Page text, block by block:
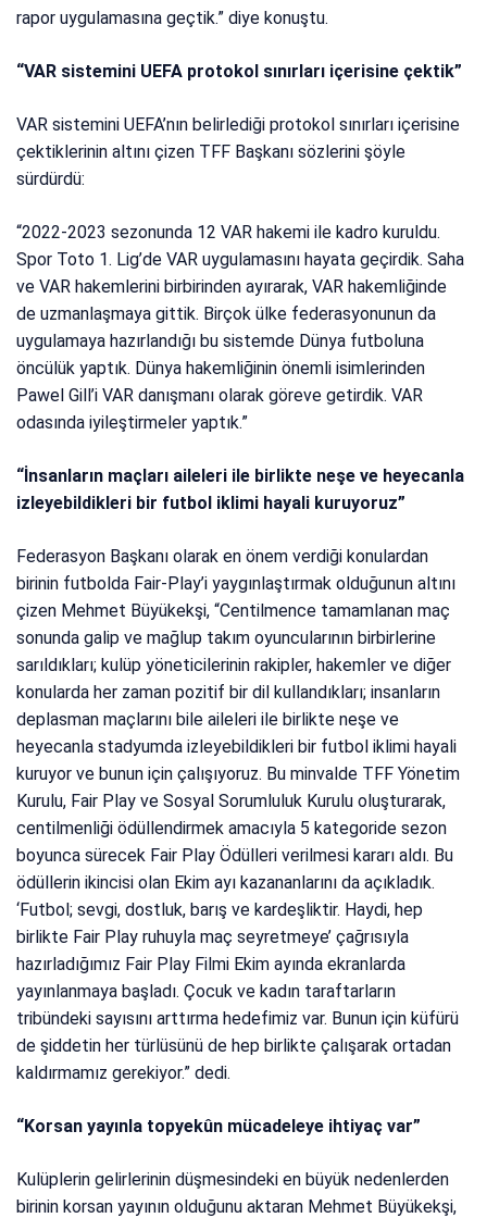
rapor uygulamasına geçtik.” diye konuştu.
“VAR sistemini UEFA protokol sınırları içerisine çektik”
VAR sistemini UEFA’nın belirlediği protokol sınırları içerisine
çektiklerinin altını çizen TFF Başkanı sözlerini şöyle
sürdürdü:
“2022-2023 sezonunda 12 VAR hakemi ile kadro kuruldu.
Spor Toto 1. Lig’de VAR uygulamasını hayata geçirdik. Saha
ve VAR hakemlerini birbirinden ayırarak, VAR hakemliğinde
de uzmanlaşmaya gittik. Birçok ülke federasyonunun da
uygulamaya hazırlandığı bu sistemde Dünya futboluna
öncülük yaptık. Dünya hakemliğinin önemli isimlerinden
Pawel Gill’i VAR danışmanı olarak göreve getirdik. VAR
odasında iyileştirmeler yaptık.”
“İnsanların maçları aileleri ile birlikte neşe ve heyecanla
izleyebildikleri bir futbol iklimi hayali kuruyoruz”
Federasyon Başkanı olarak en önem verdiği konulardan
birinin futbolda Fair-Play’i yaygınlaştırmak olduğunun altını
çizen Mehmet Büyükekşi, “Centilmence tamamlanan maç
sonunda galip ve mağlup takım oyuncularının birbirlerine
sarıldıkları; kulüp yöneticilerinin rakipler, hakemler ve diğer
konularda her zaman pozitif bir dil kullandıkları; insanların
deplasman maçlarını bile aileleri ile birlikte neşe ve
heyecanla stadyumda izleyebildikleri bir futbol iklimi hayali
kuruyor ve bunun için çalışıyoruz. Bu minvalde TFF Yönetim
Kurulu, Fair Play ve Sosyal Sorumluluk Kurulu oluşturarak,
centilmenliği ödüllendirmek amacıyla 5 kategoride sezon
boyunca sürecek Fair Play Ödülleri verilmesi kararı aldı. Bu
ödüllerin ikincisi olan Ekim ayı kazananlarını da açıkladık.
‘Futbol; sevgi, dostluk, barış ve kardeşliktir. Haydi, hep
birlikte Fair Play ruhuyla maç seyretmeye’ çağrısıyla
hazırladığımız Fair Play Filmi Ekim ayında ekranlarda
yayınlanmaya başladı. Çocuk ve kadın taraftarların
tribündeki sayısını arttırma hedefimiz var. Bunun için küfürü
de şiddetin her türlüsünü de hep birlikte çalışarak ortadan
kaldırmamız gerekiyor.” dedi.
“Korsan yayınla topyekûn mücadeleye ihtiyaç var”
Kulüplerin gelirlerinin düşmesindeki en büyük nedenlerden
birinin korsan yayının olduğunu aktaran Mehmet Büyükekşi,